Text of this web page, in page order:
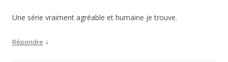
Une série vraiment agréable et humaine je trouve.
Répondre ↓